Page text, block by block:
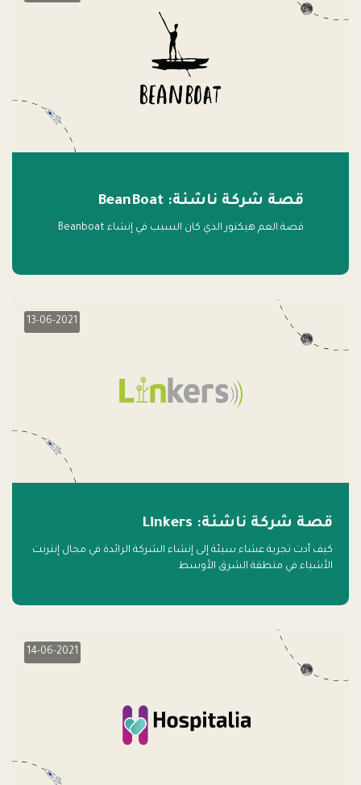
قصة شركة ناشئة: BeanBoat
قصة العم هيكتور الذي كان السبب في إنشاء Beanboat
13-06-2021
قصة شركة ناشئة: Linkers
كيف أدت تجربة عشاء سيئة إلى إنشاء الشركة الرائدة في مجال إنترنت
الأشياء في منطقة الشرق الأوسط
14-06-2021